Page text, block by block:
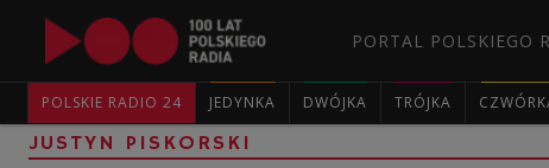
PORTAL POLSKIEGO
POLSKIE RADIO 24 JEDYNKA DWÓJKA TRÓJKA
JUSTYN PISKORSKI